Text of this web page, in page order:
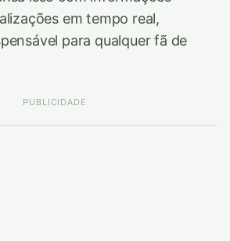
em tempo real,
para qualquer fã de
PUBLICIDADE